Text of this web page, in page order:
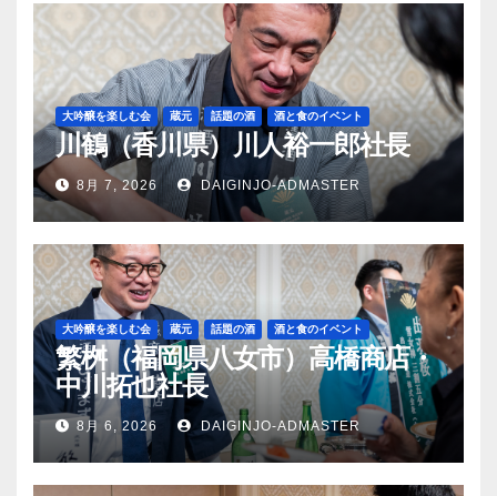
大吟醸を楽しむ会 蔵元 話題の酒 酒と食のイベント
川鶴（香川県）川人裕一郎社長
8月 7, 2026 DAIGINJO-ADMASTER
大吟醸を楽しむ会 蔵元 話題の酒 酒と食のイベント
繁桝（福岡県八女市）高橋商店・
中川拓也社長
8月 6, 2026 DAIGINJO-ADMASTER